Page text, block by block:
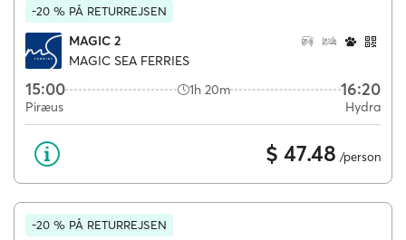
-20 % PÅ RETURREJSEN
MAGIC 2
MAGIC SEA FERRIES
15:00 1h 20m 16:20
Piræus Hydra
$ 47.48 /person
-20 % PÅ RETURREJSEN